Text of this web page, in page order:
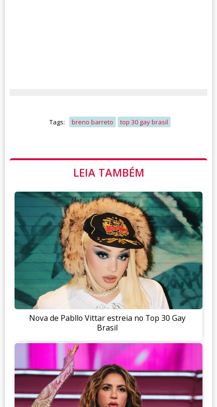
Tags: breno barreto top 30 gay brasil
LEIA TAMBÉM
Nova de Pabllo Vittar estreia no Top 30 Gay
Brasil